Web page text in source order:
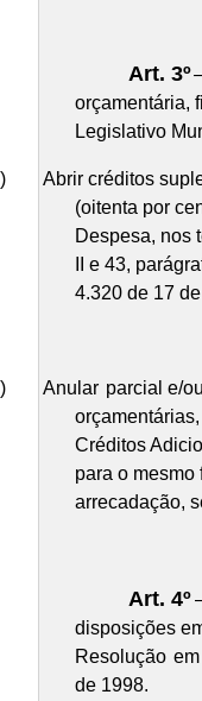
Art. 3º
orçamentária,
Legislativo
Abrir créditos
(oitenta por
Despesa, nos
II e 43,
4.320 de 17
Anular parcial e/
Créditos
para o mesmo
arrecadação,
Art. 4º
disposições
Resolução
de 1998.